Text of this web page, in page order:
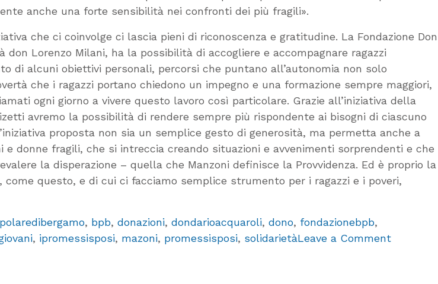
anche una forte sensibilità nei confronti dei più fragili».
che ci coinvolge ci lascia pieni di riconoscenza e gratitudine. La Fondazione Don
Lorenzo Milani, ha la possibilità di accogliere e accompagnare ragazzi
di alcuni obiettivi personali, percorsi che puntano all’autonomia non solo
che i ragazzi portano chiedono un impegno e una formazione sempre maggiori,
ogni giorno a vivere questo lavoro così particolare. Grazie all’iniziativa della
avremo la possibilità di rendere sempre più rispondente ai bisogni di ciascuno
proposta non sia un semplice gesto di generosità, ma permetta anche a
donne fragili, che si intreccia creando situazioni e avvenimenti sorprendenti e che
la disperazione – quella che Manzoni definisce la Provvidenza. Ed è proprio la
questo, e di cui ci facciamo semplice strumento per i ragazzi e i poveri,
, bpb, donazioni, dondarioacquaroli, dono, fondazionebpb,
, ipromessisposi, mazoni, promessisposi, solidarietàLeave a Commenton